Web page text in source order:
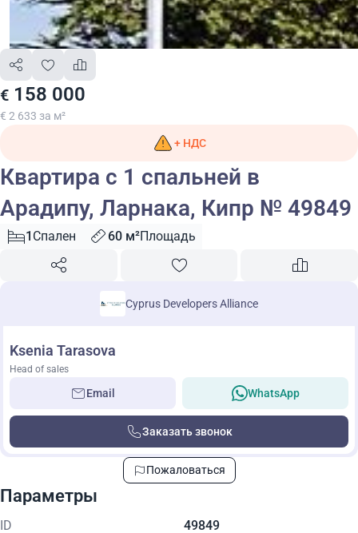
€ 158 000
€ 2 633 за м²
+ НДС
Квартира с 1 спальней в
Арадипу, Ларнака, Кипр № 49849
1 Спален 60 м²Площадь
Cyprus Developers Alliance
Ksenia Tarasova
Head of sales
Email WhatsApp
Заказать звонок
Пожаловаться
Параметры
ID 49849